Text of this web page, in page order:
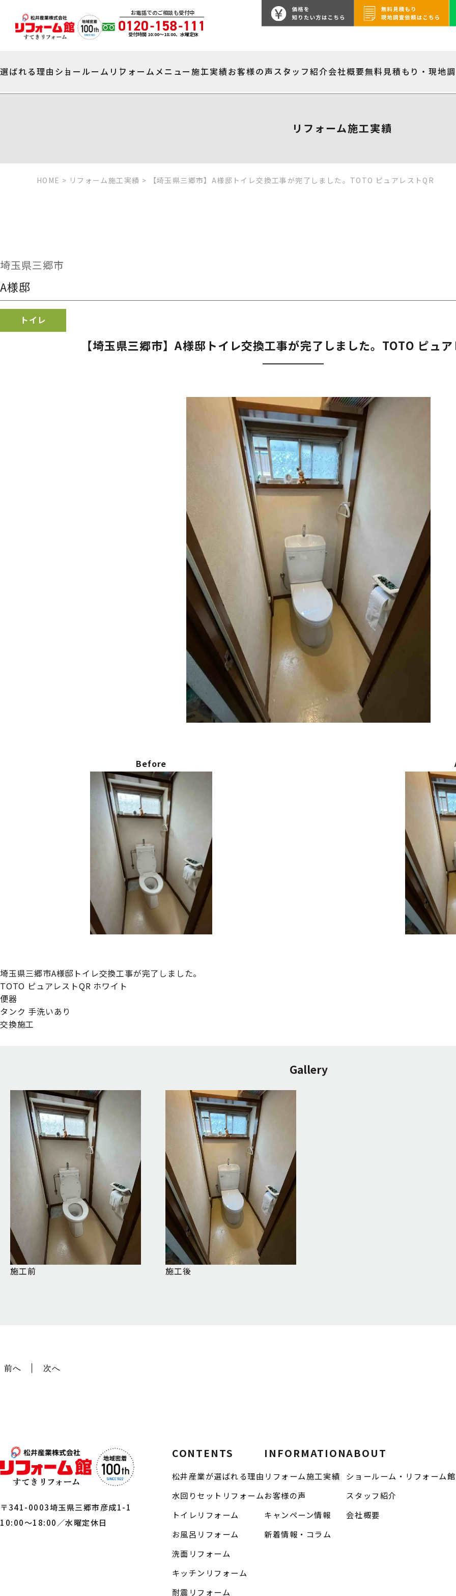
お電話でのご相談も受付中
受付時間 10:00〜18:00、水曜定休
選ばれる理由 ショールーム リフォームメニュー施工実績お客様の声スタッフ紹介会社概要無料見積もり・現地
リフォーム施工実績
HOME > リフォーム施工実績 > 【埼玉県三郷市】A様邸トイレ交換工事が完了しました。TOTO ピュアレストQR
埼玉県三郷市
A様邸
トイレ
【埼玉県三郷市】A様邸トイレ交換工事が完了しました。TOTO ピュ
Before
埼玉県三郷市A様邸トイレ交換工事が完了しました。
TOTO ピュアレストQR ホワイト
便器
タンク 手洗いあり
交換施工
Gallery
施工前 施工後
前へ 次へ
〒341-0003埼玉県三郷市彦成1-1
10:00～18:00／水曜定休日
CONTENTS
松井産業が選ばれる理由
水回りセットリフォーム
トイレリフォーム
お風呂リフォーム
洗面リフォーム
キッチンリフォーム
耐震リフォーム
INFORMATION
リフォーム施工実績
お客様の声
キャンペーン情報
新着情報・コラム
ABOUT
ショールーム・リフォーム館
スタッフ紹介
会社概要